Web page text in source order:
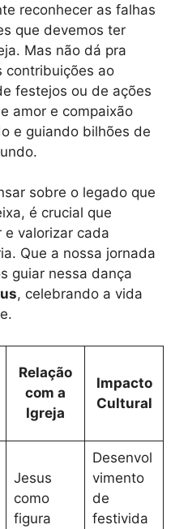
reconhecer as falhas
que devemos ter
Mas não dá pra
contribuições ao
festejos ou de ações
amor e compaixão
e guiando bilhões de
sobre o legado que
é crucial que
e valorizar cada
Que a nossa jornada
guiar nessa dança
, celebrando a vida
Relação
com a
Igreja
Impacto
Cultural
Jesus
como
figura
Desenvol
vimento
de
festivida